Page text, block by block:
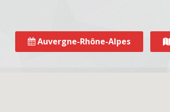
Auvergne-Rhône-Alpes